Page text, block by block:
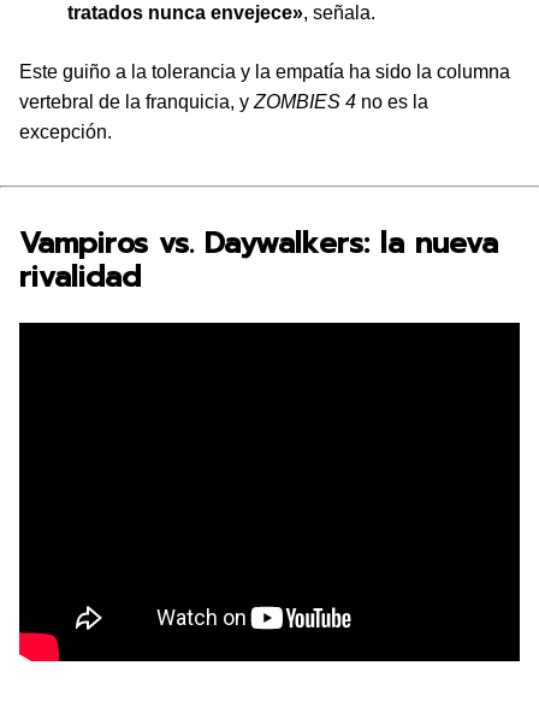
tratados nunca envejece», señala.
Este guiño a la tolerancia y la empatía ha sido la columna
vertebral de la franquicia, y ZOMBIES 4 no es la
excepción.
Vampiros vs. Daywalkers: la nueva
rivalidad